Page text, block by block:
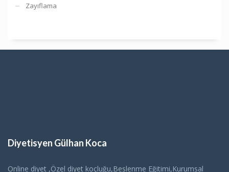
Zayıflama
Diyetisyen Gülhan Koca
Online diyet ,Özel diyet koçluğu,Beslenme Eğitimi,Kurumsal